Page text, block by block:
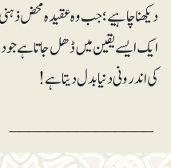
دیکھنا چاہیے؛ جب وہ عقیدہ محض
ایک ایسے یقین میں ڈھل جاتا ہے جو
کی اندرونی دنیا بدل دیتا ہے !